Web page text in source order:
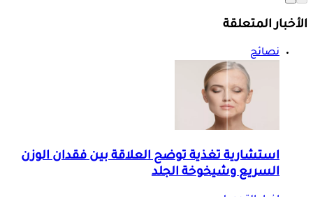
الأخبار المتعلقة
نصائح
استشارية تغذية توضح العلاقة بين فقدان الوزن
السريع وشيخوخة الجلد